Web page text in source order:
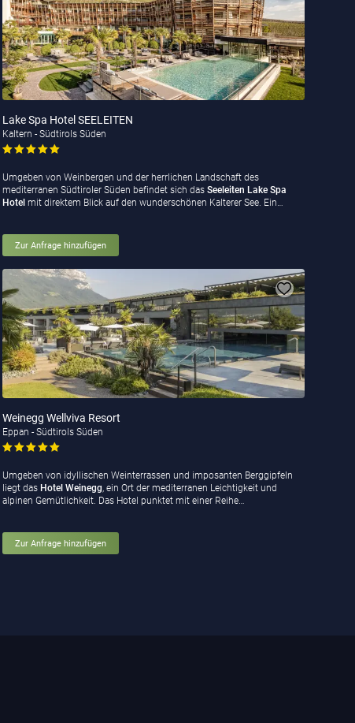
Lake Spa Hotel SEELEITEN
Kaltern - Südtirols Süden
Umgeben von Weinbergen und der herrlichen Landschaft des
mediterranen Südtiroler Süden befindet sich das Seeleiten Lake Spa
Hotel mit direktem Blick auf den wunderschönen Kalterer See. Ein…
Zur Anfrage hinzufügen
Weinegg Wellviva Resort
Eppan - Südtirols Süden
Umgeben von idyllischen Weinterrassen und imposanten Berggipfeln
liegt das Hotel Weinegg, ein Ort der mediterranen Leichtigkeit und
alpinen Gemütlichkeit. Das Hotel punktet mit einer Reihe…
Zur Anfrage hinzufügen